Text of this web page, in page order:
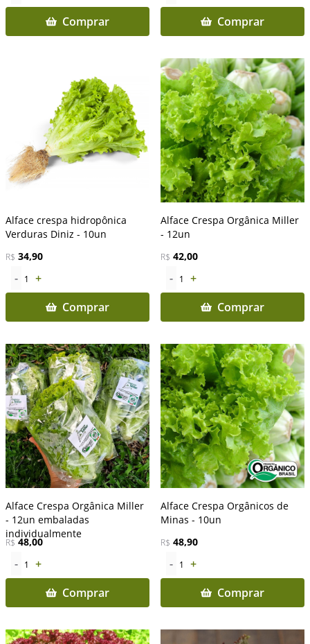
Comprar Comprar
Alface crespa hidropônica
Verduras Diniz - 10un
R$ 34,90
- 1
+
Comprar
Alface Crespa Orgânica Miller
- 12un
R$ 42,00
- 1
+
Comprar
Alface Crespa Orgânica Miller
- 12un embaladas
individualmente
R$ 48,00
- 1
+
Comprar
Alface Crespa Orgânicos de
Minas - 10un
R$ 48,90
- 1
+
Comprar